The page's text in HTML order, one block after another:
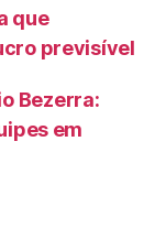
que
previsível
Bezerra:
em